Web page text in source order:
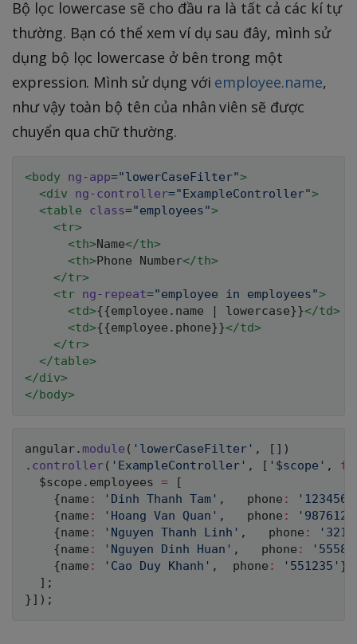
Bộ lọc lowercase sẽ cho đầu ra là tất cả các kí tự
thường. Bạn có thể xem ví dụ sau đây, mình sử
dụng bộ lọc lowercase ở bên trong một
expression. Mình sử dụng với employee.name,
như vậy toàn bộ tên của nhân viên sẽ được
chuyển qua chữ thường.
<body ng-app="lowerCaseFilter">
<div ng-controller=" ExampleController">
<table class="employees">
<tr>
<th>Name</th>
<th>Phone Number</th>
</tr>
<tr ng-repeat="employee in employees">
<td>{{employee.name | lowercase}}</td>
<td>{{employee.phone}}</td>
</tr>
</table>
</div>
</body>
angular. module ( 'lowerCaseFilter' , [ ] )
. controller( 'ExampleController' , [ '$scope' ,
  $scope
. employees =
[
{name : 'Dinh Thanh Tam' ,
   phone
: '123456'
{name : 'Hoang Van Quan' ,
   phone
: '987612'
{name : 'Nguyen Thanh Linh' ,
   phone
:
{name : 'Nguyen Dinh Huan' ,
   phone
:
{name : 'Cao Duy Khanh' ,
  phone
: '551235' }
] ;
}] ) ;